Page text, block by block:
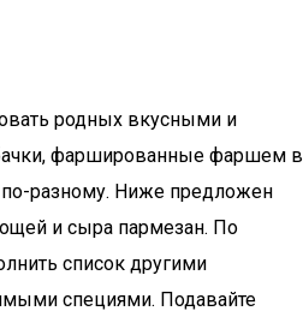
родных вкусными и
фаршированные фаршем в
разному. Ниже предложен
и сыра пармезан. По
список другими
специями. Подавайте